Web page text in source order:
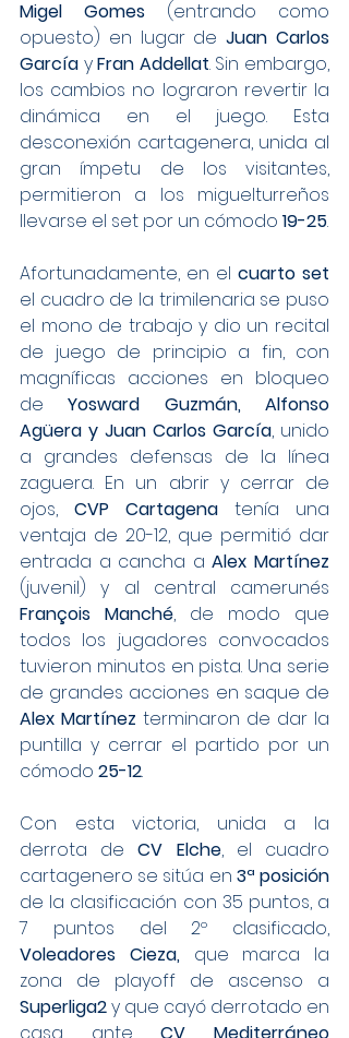
Migel Gomes (entrando como
opuesto) en lugar de Juan Carlos
García y Fran Addellat. Sin embargo,
los cambios no lograron revertir la
dinámica en el juego. Esta
desconexión cartagenera, unida al
gran ímpetu de los visitantes,
permitieron a los miguelturreños
llevarse el set por un cómodo 19-25.
Afortunadamente, en el cuarto set
el cuadro de la trimilenaria se puso
el mono de trabajo y dio un recital
de juego de principio a fin, con
magníficas acciones en bloqueo
de Yosward Guzmán, Alfonso
Agüera y Juan Carlos García, unido
a grandes defensas de la línea
zaguera. En un abrir y cerrar de
ojos, CVP Cartagena tenía una
ventaja de 20-12, que permitió dar
entrada a cancha a Alex Martínez
François Manché, de modo que
todos los jugadores convocados
tuvieron minutos en pista. Una serie
Alex Martínez terminaron de dar la
puntilla y cerrar el partido por un
cómodo 25-12.
Con esta victoria, unida a la
derrota de CV Elche, el cuadro
cartagenero se sitúa en 3ª posición
de la clasificación con 35 puntos, a
Voleadores Cieza, que marca la
Superliga2 y que cayó derrotado en